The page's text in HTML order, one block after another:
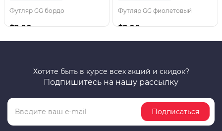
Футляр GG бордо
$2.00
Футляр GG фиолетовый
$2.00
Хотите быть в курсе всех акций и скидок?
Подпишитесь на нашу рассылку
Подписаться